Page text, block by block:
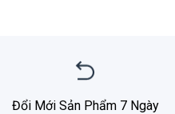
Đổi Mới Sản Phẩm 7 Ngày